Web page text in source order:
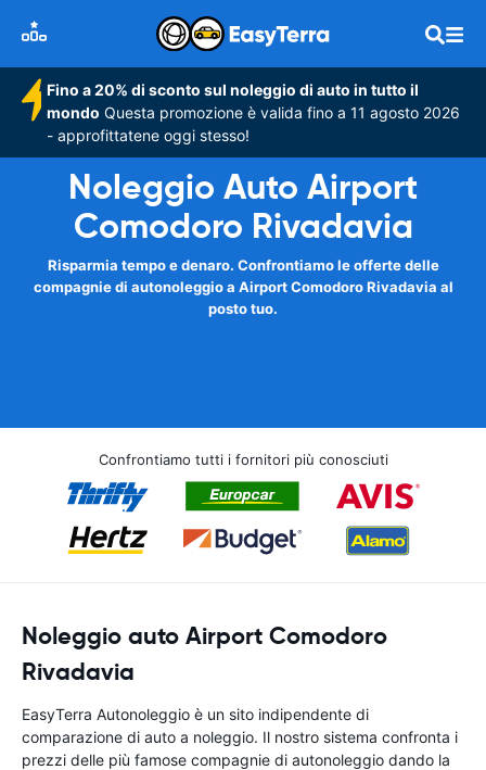
Fino a 20% di sconto sul noleggio di auto in tutto il
mondo Questa promozione è valida fino a 11 agosto 2026
- approfittatene oggi stesso!
Noleggio Auto Airport
Comodoro Rivadavia
Risparmia tempo e denaro. Confrontiamo le offerte delle
compagnie di autonoleggio a Airport Comodoro Rivadavia al
posto tuo.
Confrontiamo tutti i fornitori più conosciuti
Noleggio auto Airport Comodoro
Rivadavia
EasyTerra Autonoleggio è un sito indipendente di
comparazione di auto a noleggio. Il nostro sistema confronta i
prezzi delle più famose compagnie di autonoleggio dando la